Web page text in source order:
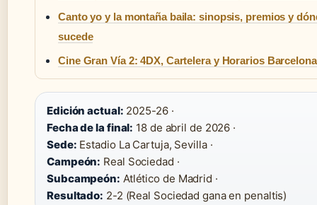
Canto yo y la montaña baila: sinopsis, premios y
sucede
Cine Gran Vía 2: 4DX, Cartelera y Horarios Barcelona
Edición actual: 2025-26 ·
Fecha de la final: 18 de abril de 2026 ·
Sede: Estadio La Cartuja, Sevilla ·
Campeón: Real Sociedad ·
Subcampeón: Atlético de Madrid ·
Resultado: 2-2 (Real Sociedad gana en penaltis)